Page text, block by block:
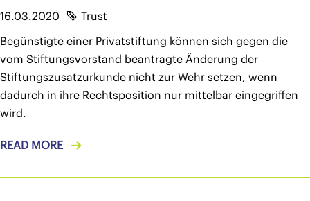
16.03.2020
Trust
Begünstigte einer Privatstiftung können sich gegen die
vom Stiftungsvorstand beantragte Änderung der
Stiftungszusatzurkunde nicht zur Wehr setzen, wenn
dadurch in ihre Rechtsposition nur mittelbar eingegriffen
wird.
READ MORE